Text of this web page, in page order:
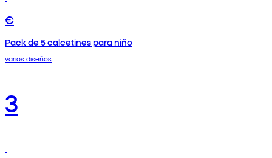
€
Pack de 5 calcetines para niño
varios diseños
3